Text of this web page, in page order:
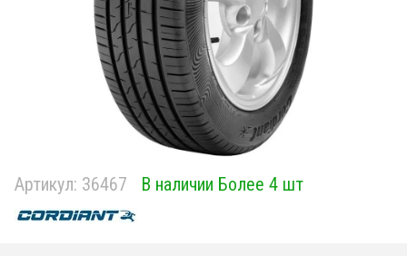
Артикул: 36467 В наличии Более 4 шт